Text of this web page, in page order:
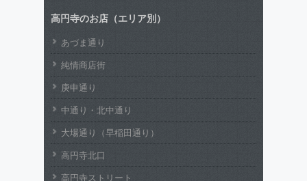
高円寺のお店（エリア別）
あづま通り
純情商店街
庚申通り
中通り・北中通り
大場通り（早稲田通り）
高円寺北口
高円寺ストリート